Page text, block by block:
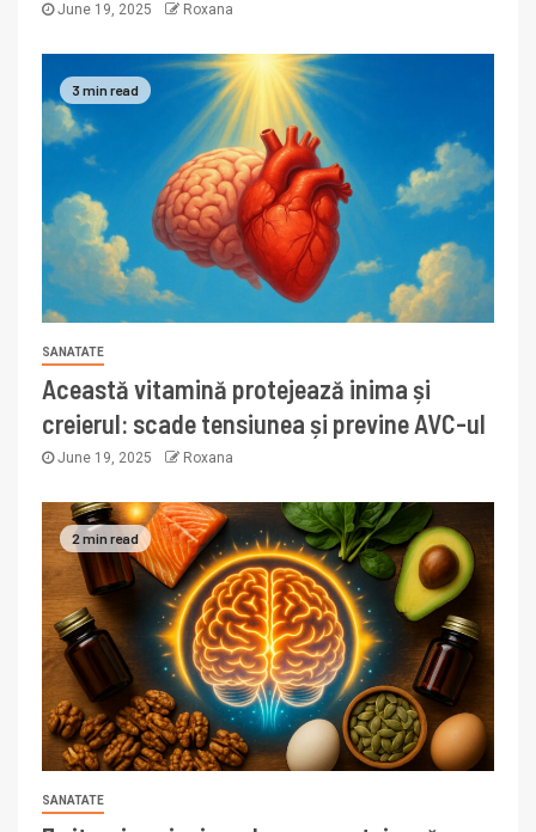
June 19, 2025 Roxana
3 min read
SANATATE
Această vitamină protejează inima și
creierul: scade tensiunea și previne AVC-ul
June 19, 2025 Roxana
2 min read
SANATATE